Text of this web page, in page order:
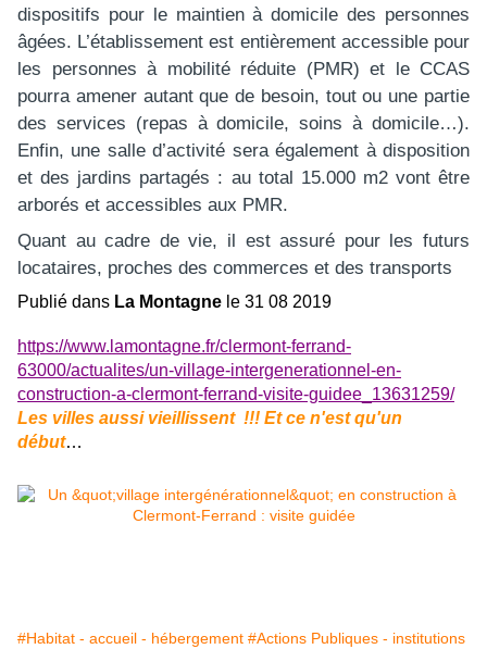
dispositifs pour le maintien à domicile des personnes
âgées. L’établissement est entièrement accessible pour
les personnes à mobilité réduite (PMR) et le CCAS
pourra amener autant que de besoin, tout ou une partie
des services (repas à domicile, soins à domicile…).
Enfin, une salle d’activité sera également à disposition
et des jardins partagés : au total 15.000 m2 vont être
arborés et accessibles aux PMR.
Quant au cadre de vie, il est assuré pour les futurs
locataires, proches des commerces et des transports
Publié dans La Montagne le 31 08 2019
https://www.lamontagne.fr/clermont-ferrand-
63000/actualites/un-village-intergenerationnel-en-
construction-a-clermont-ferrand-visite-guidee_13631259/
Les villes aussi vieillissent !!! Et ce n'est qu'un
début…
#Habitat - accueil - hébergement #Actions Publiques - institutions